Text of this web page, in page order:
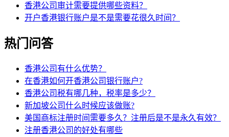
香港公司审计需要提供哪些资料？
开户香港银行账户是不是需要花很久时间？
热门问答
香港公司有什么优势？
在香港如何开香港公司银行账户?
香港公司税有哪几种，税率是多少？
新加坡公司什么时候应该做账?
美国商标注册时间需要多久？注册后是不是永久有效？
注册香港公司的好处有哪些